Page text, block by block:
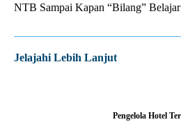
NTB Sampai Kapan “Bilang”
Jelajahi Lebih Lanjut
Pengelola Hotel